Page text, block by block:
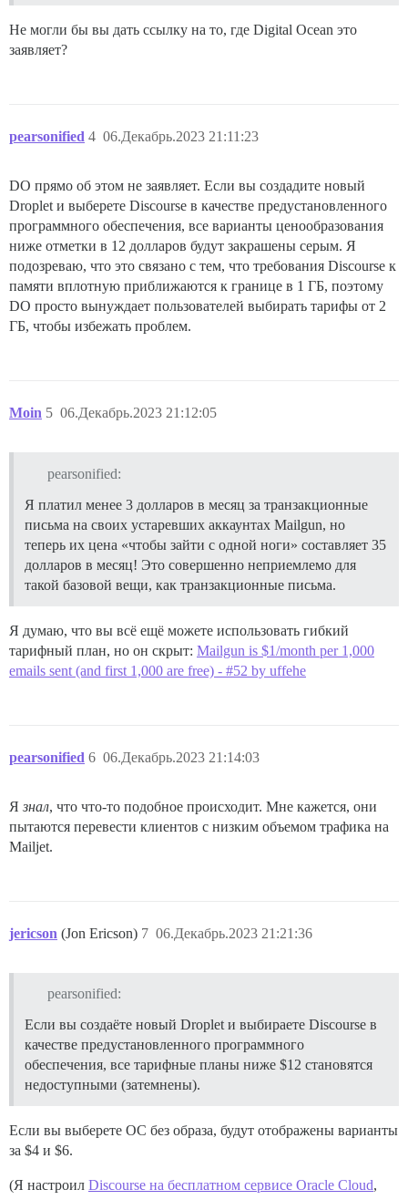
Не могли бы вы дать ссылку на то, где Digital Ocean это
заявляет?
pearsonified 06.Декабрь.2023 21:11:23
4
DO прямо об этом не заявляет. Если вы создадите новый
Droplet и выберете Discourse в качестве предустановленного
программного обеспечения, все варианты ценообразования
ниже отметки в 12 долларов будут закрашены серым. Я
подозреваю, что это связано с тем, что требования Discourse к
памяти вплотную приближаются к границе в 1 ГБ, поэтому
DO просто вынуждает пользователей выбирать тарифы от 2
ГБ, чтобы избежать проблем.
Moin 06.Декабрь.2023 21:12:05
5
pearsonified:
Я платил менее 3 долларов в месяц за транзакционные
письма на своих устаревших аккаунтах Mailgun, но
теперь их цена «чтобы зайти с одной ноги» составляет 35
долларов в месяц! Это совершенно неприемлемо для
такой базовой вещи, как транзакционные письма.
Я думаю, что вы всё ещё можете использовать гибкий
тарифный план, но он скрыт: Mailgun is $1/month per 1,000
emails sent (and first 1,000 are free) - #52 by uffehe
pearsonified 06.Декабрь.2023 21:14:03
6
Я знал, что что-то подобное происходит. Мне кажется, они
пытаются перевести клиентов с низким объемом трафика на
Mailjet.
jericson (Jon Ericson) 06.Декабрь.2023 21:21:36
7
pearsonified:
Если вы создаёте новый Droplet и выбираете Discourse в
качестве предустановленного программного
обеспечения, все тарифные планы ниже $12 становятся
недоступными (затемнены).
Если вы выберете ОС без образа, будут отображены варианты
за $4 и $6.
(Я настроил Discourse на бесплатном сервисе Oracle Cloud,